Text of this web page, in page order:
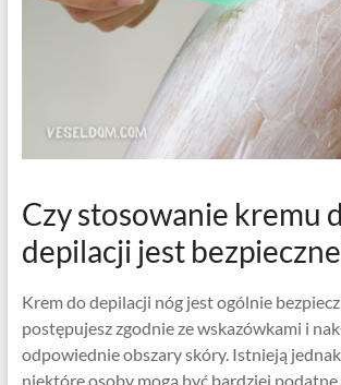
Czy stosowanie kremu
depilacji jest
Krem do depilacji nóg jest ogólnie
postępujesz zgodnie ze wskazówkami i
odpowiednie obszary skóry. Istnieją
niektóre osoby mogą być bardziej podatne